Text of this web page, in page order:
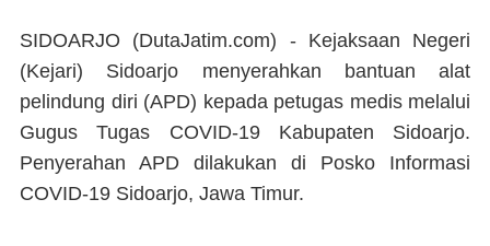
SIDOARJO (DutaJatim.com) - Kejaksaan Negeri
(Kejari) Sidoarjo menyerahkan bantuan alat
pelindung diri (APD) kepada petugas medis melalui
Gugus Tugas COVID-19 Kabupaten Sidoarjo.
Penyerahan APD dilakukan di Posko Informasi
COVID-19 Sidoarjo, Jawa Timur.